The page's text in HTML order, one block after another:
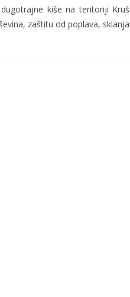
kiše na teritoriji
zaštitu od poplava,